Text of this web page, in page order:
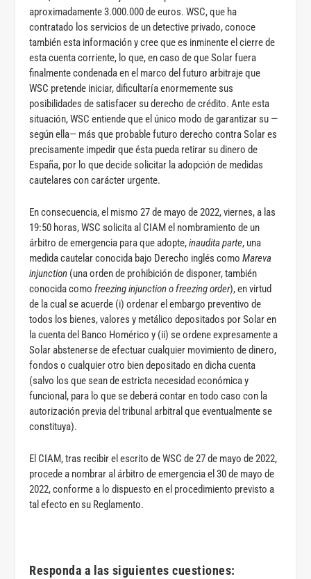
aproximadamente 3.000.000 de euros. WSC, que ha
contratado los servicios de un detective privado, conoce
también esta información y cree que es inminente el cierre de
esta cuenta corriente, lo que, en caso de que Solar fuera
finalmente condenada en el marco del futuro arbitraje que
WSC pretende iniciar, dificultaría enormemente sus
posibilidades de satisfacer su derecho de crédito. Ante esta
situación, WSC entiende que el único modo de garantizar su —
según ella— más que probable futuro derecho contra Solar es
precisamente impedir que ésta pueda retirar su dinero de
España, por lo que decide solicitar la adopción de medidas
cautelares con carácter urgente.
En consecuencia, el mismo 27 de mayo de 2022, viernes, a las
19:50 horas, WSC solicita al CIAM el nombramiento de un
árbitro de emergencia para que adopte,inaudita parte, una
medida cautelar conocida bajo Derecho inglés comoMareva
injunction (una orden de prohibición de disponer, también
conocida comofreezing injunction o freezing order), en virtud
de la cual se acuerde (i) ordenar el embargo preventivo de
todos los bienes, valores y metálico depositados por Solar en
la cuenta del Banco Homérico y (ii) se ordene expresamente a
Solar abstenerse de efectuar cualquier movimiento de dinero,
fondos o cualquier otro bien depositado en dicha cuenta
(salvo los que sean de estricta necesidad económica y
funcional, para lo que se deberá contar en todo caso con la
autorización previa del tribunal arbitral que eventualmente se
constituya).
El CIAM, tras recibir el escrito de WSC de 27 de mayo de 2022,
procede a nombrar al árbitro de emergencia el 30 de mayo de
2022, conforme a lo dispuesto en el procedimiento previsto a
tal efecto en su Reglamento.
Responda a las siguientes cuestiones: